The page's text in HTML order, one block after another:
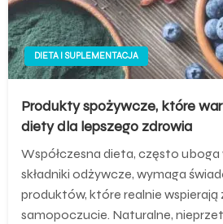
DIETA I SUPLEMENTACJA
Produkty spożywcze, które
diety dla lepszego zdrowia
Współczesna dieta, często uboga
składniki odżywcze, wymaga
produktów, które realnie wspierają
samopoczucie. Naturalne,